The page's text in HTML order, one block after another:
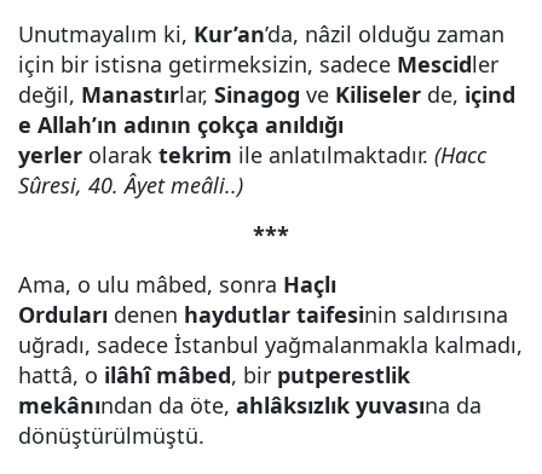
Unutmayalım ki, Kur’an’da, nâzil olduğu zaman
için bir istisna getirmeksizin, sadece Mescidler
değil, Manastırlar, Sinagog ve Kiliseler de, içind
e Allah’ın adının çokça anıldığı
yerler olarak tekrim ile anlatılmaktadır. (Hacc
Sûresi, 40. Âyet meâli..)
***
Ama, o ulu mâbed, sonra Haçlı
Orduları denen haydutlar taifesinin saldırısına
uğradı, sadece İstanbul yağmalanmakla kalmadı,
hattâ, o ilâhî mâbed, bir putperestlik
mekânından da öte, ahlâksızlık yuvasına da
dönüştürülmüştü.